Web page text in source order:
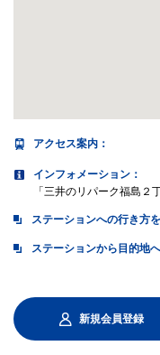
アクセス案内 ：
インフォメーション：
「三井のリパーク福島２
ステーションへの行き方
ステーションから目的地
新規会員登録